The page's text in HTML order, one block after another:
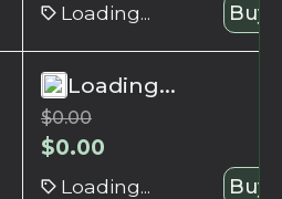
Loading... Buy
Loading...
$0.00
$0.00
Loading... Buy